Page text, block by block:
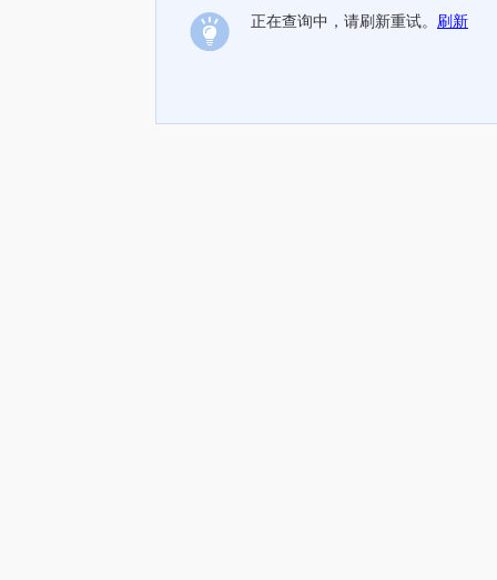
正在查询中，请刷新重试。 刷新